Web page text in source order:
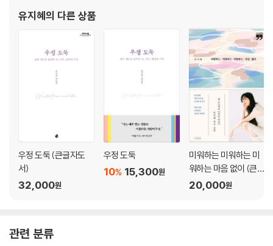
모든 아이들은 천국에 간다
후쿠오카 노부부
● 3 사랑 다음은 사랑
유행어
고양이 에릭
춤추는 것은 사랑하는 이들의 특권
유지혜의 다른 상품
우정 도둑 (큰글자도
서)
32,000원
우정 도둑
15,300원
10%
미워하는 미워하는 미
워하는 마음 없이 (큰글
자책)
20,000원
관련 분류